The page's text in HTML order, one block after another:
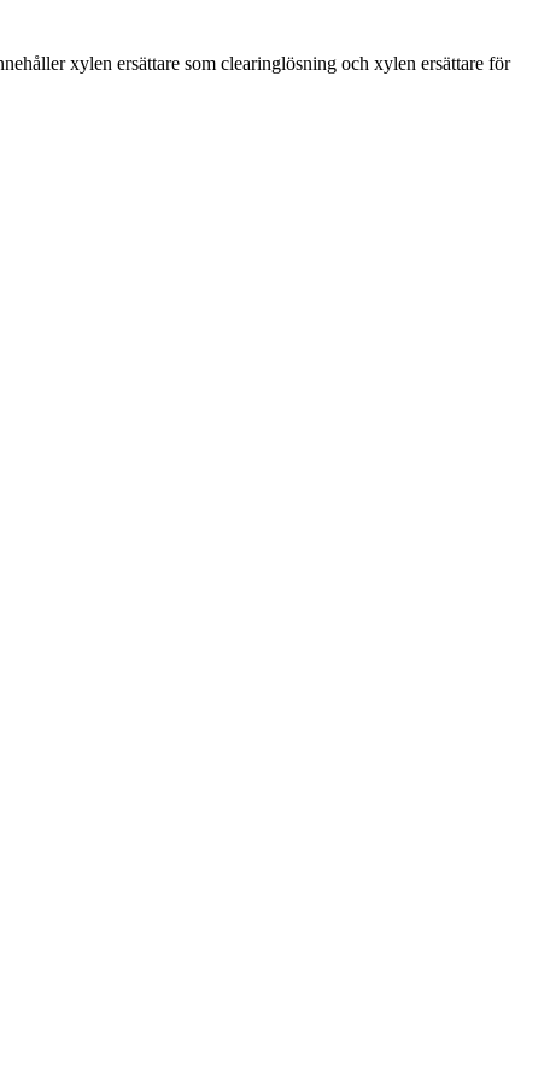
xylen ersättare som clearinglösning och xylen ersättare för